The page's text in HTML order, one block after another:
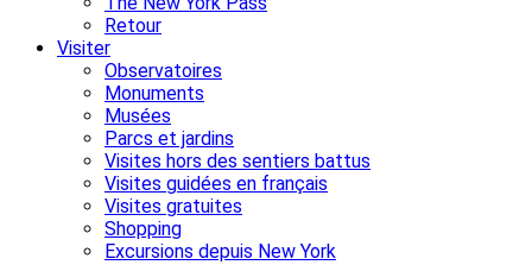
Retour
Visiter
Observatoires
Monuments
Musées
Parcs et jardins
Visites hors des sentiers battus
Visites guidées en français
Visites gratuites
Shopping
Excursions depuis New York